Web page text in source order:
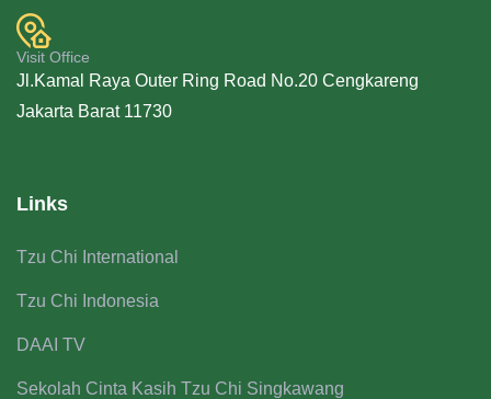
READ MORE
Visit Office
Jl.Kamal Raya Outer Ring Road No.20 Cengkareng
Jakarta Barat 11730
Links
Tzu Chi International
Tzu Chi Indonesia
DAAI TV
Sekolah Cinta Kasih Tzu Chi Singkawang